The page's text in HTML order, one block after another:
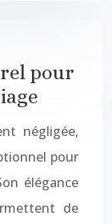
pour
négligée,
pour
élégance
de